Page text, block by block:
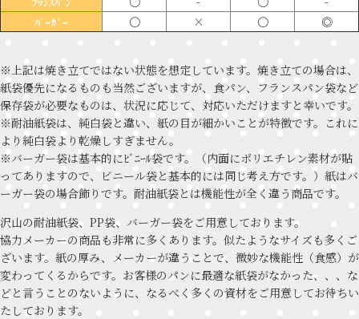
ﾊﾞｰｶﾞｰ 〇 × 〇 ◎
※上記は焼き立てではない状態を想定しています。焼き立ての場合は、
紙袋優先になるものも当然ございますが、食パン、フランスパン袋など
保存袋が必要なものは、状況に応じて、対応いただけますと幸いです。
※耐油紙袋は、純白袋と違い、紙の目が細かいことが特徴です。これに
より純白袋より乾燥しすぎません。
※バーガー袋は基本的にﾋﾞﾆｰﾙ袋です。（内面にポリエチレン素材が貼
ってありますので、ビニール袋と基本的には同じ考え方です。）紙はバ
ーガー袋の場合飾りです。耐油紙袋とは機能性が全く違う商品です。
沢山の耐油紙袋、PP袋、バーガー袋をご用意しております。
協力メーカーの商品も非常に多くあります。似たようなサイズも多くご
ざいます。紙の厚み、メーカーが違うことで、微妙な機能性（食感）が
変わってくるからです。お客様のパンに最適な紙袋がなかった、、、な
どと言うことのないように、なるべく多くの資材をご用意してお待ちい
たしております。